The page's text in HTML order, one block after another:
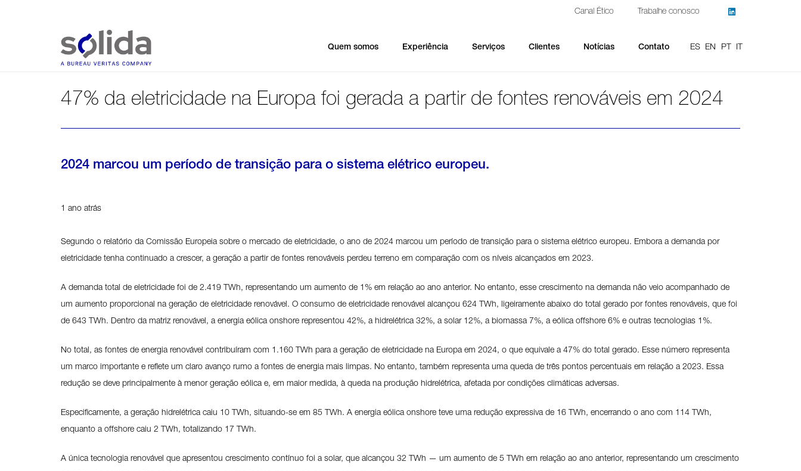
Canal Ético Trabalhe conosco
Quem somos Experiência Serviços Clientes Notícias Contato ES EN PT
47% da eletricidade na Europa foi gerada a partir de fontes renováveis em 2024
2024 marcou um período de transição para o sistema elétrico europeu.
1 ano atrás
Segundo o relatório da Comissão Europeia sobre o mercado de eletricidade, o ano de 2024 marcou um período de transição para o sistema elétrico europeu. Embora a demanda por
eletricidade tenha continuado a crescer, a geração a partir de fontes renováveis perdeu terreno em comparação com os níveis alcançados em 2023.
A demanda total de eletricidade foi de 2.419 TWh, representando um aumento de 1% em relação ao ano anterior. No entanto, esse crescimento na demanda não veio acompanhado de
um aumento proporcional na geração de eletricidade renovável. O consumo de eletricidade renovável alcançou 624 TWh, ligeiramente abaixo do total gerado por fontes renováveis, que foi
de 643 TWh. Dentro da matriz renovável, a energia eólica onshore representou 42%, a hidrelétrica 32%, a solar 12%, a biomassa 7%, a eólica offshore 6% e outras tecnologias 1%.
No total, as fontes de energia renovável contribuíram com 1.160 TWh para a geração de eletricidade na Europa em 2024, o que equivale a 47% do total gerado. Esse número representa
um marco importante e reflete um claro avanço rumo a fontes de energia mais limpas. No entanto, também representa uma queda de três pontos percentuais em relação a 2023. Essa
redução se deve principalmente à menor geração eólica e, em maior medida, à queda na produção hidrelétrica, afetada por condições climáticas adversas.
Especificamente, a geração hidrelétrica caiu 10 TWh, situando-se em 85 TWh. A energia eólica onshore teve uma redução expressiva de 16 TWh, encerrando o ano com 114 TWh,
enquanto a offshore caiu 2 TWh, totalizando 17 TWh.
A única tecnologia renovável que apresentou crescimento contínuo foi a solar, que alcançou 32 TWh — um aumento de 5 TWh em relação ao ano anterior, representando um crescimento